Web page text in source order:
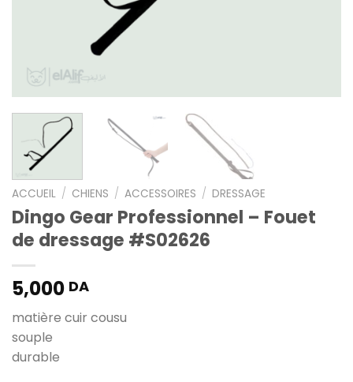
ACCUEIL / CHIENS / ACCESSOIRES / DRESSAGE
Dingo Gear Professionnel – Fouet
de dressage #S02626
5,000 DA
matière cuir cousu
souple
durable